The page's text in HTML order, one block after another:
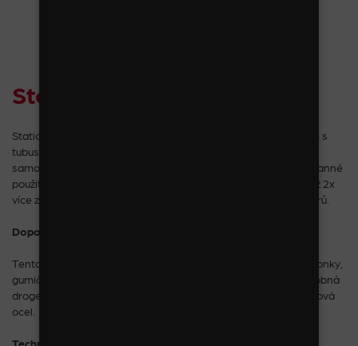
Stojan č. 3
Statický, celokovový stojan ve stříbrném komaxitu. Dodáváme s
tubusem na čelenky i košíkem na drobnosti. Zrcátko je
samozřejmostí. Je navržen jak pro jednostranné, tak i oboustranné
použití. V tomto případě je umístěn volně v prostoru a pojme až 2x
více zboží než velké otočné. Je možné si vybrat ze dvou rozměrů.
Doporučené zboží:
Tento stojan obsahuje průřez naším sortimentem jako jsou sponky,
gumičky, čelenky, skřipce, pérka a ostatní vlasové doplňky, drobná
drogerie, tubus na čelenky, dětská a dámská bižuterie a nerezová
ocel.
Technické parametry: